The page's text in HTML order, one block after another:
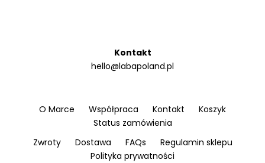
Kontakt
hello@labapoland.pl
O Marce Współpraca Kontakt
Koszyk
Status zamówienia
Zwroty
Dostawa FAQs
Regulamin sklepu
Polityka prywatności